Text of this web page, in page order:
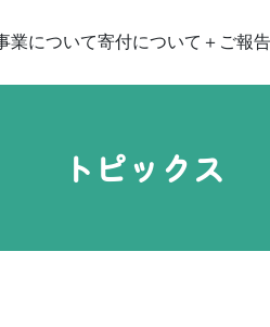
業について寄付について ご報
トピックス